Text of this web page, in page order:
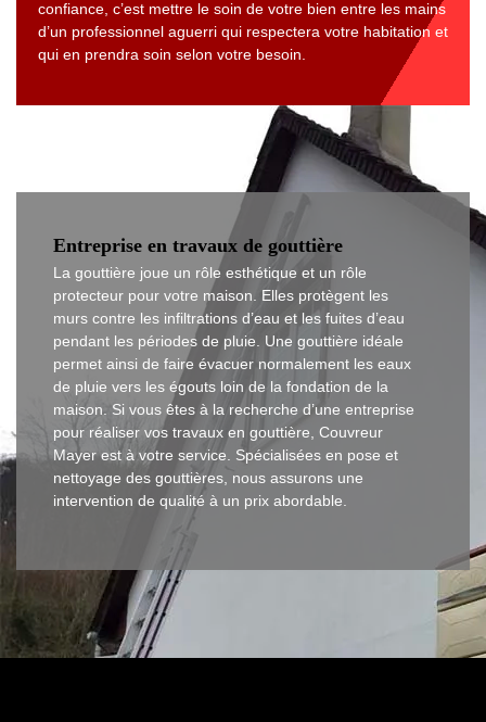
confiance, c’est mettre le soin de votre bien entre les mains
d’un professionnel aguerri qui respectera votre habitation et
qui en prendra soin selon votre besoin.
Entreprise en travaux de gouttière
La gouttière joue un rôle esthétique et un rôle
protecteur pour votre maison. Elles protègent les
murs contre les infiltrations d’eau et les fuites d’eau
pendant les périodes de pluie. Une gouttière idéale
permet ainsi de faire évacuer normalement les eaux
de pluie vers les égouts loin de la fondation de la
maison. Si vous êtes à la recherche d’une entreprise
pour réaliser vos travaux en gouttière, Couvreur
Mayer est à votre service. Spécialisées en pose et
nettoyage des gouttières, nous assurons une
intervention de qualité à un prix abordable.